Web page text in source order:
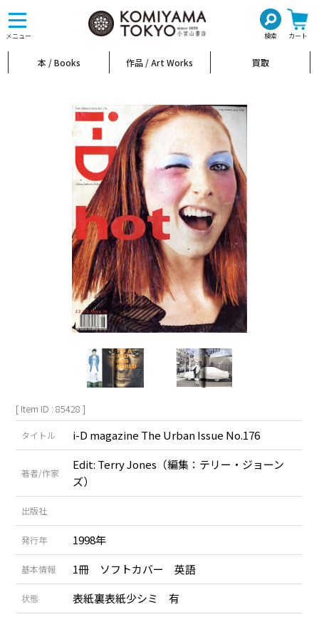
メニュー 検索 カート
toggle
navigation
本 / Books 作品 / Art Works 買取
[ Item ID : 85428 ]
タイトル i-D magazine The Urban Issue No.176
著者/作家
Edit: Terry Jones（編集：テリー・ジョーン
ズ）
出版社
発行年 1998年
基本情報 1冊 ソフトカバー 英語
状態 表紙裏表紙少シミ 有